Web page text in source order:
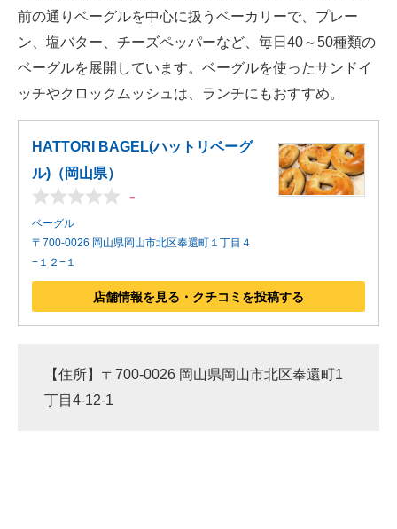
前の通りベーグルを中心に扱うベーカリーで、プレー
ン、塩バター、チーズペッパーなど、毎日40～50種類の
ベーグルを展開しています。ベーグルを使ったサンドイ
ッチやクロックムッシュは、ランチにもおすすめ。
HATTORI BAGEL(ハットリベーグ
ル)（岡山県）
-
ベーグル
〒700-0026 岡山県岡山市北区奉還町１丁目４
−１２−１
店舗情報を見る・クチコミを投稿する
【住所】〒700-0026 岡山県岡山市北区奉還町1
丁目4-12-1